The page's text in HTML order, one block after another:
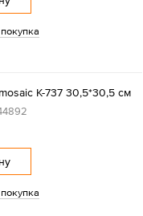
K-737 30,5*30,5 см